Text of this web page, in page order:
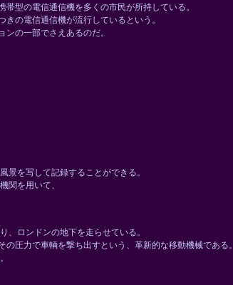
型の電信通信機を多くの市民が所持している。
の電信通信機が流行しているという。
の一部でさえあるのだ。
を写して記録することができる。
関を用いて、
ロンドンの地下を走らせている。
圧力で車輌を撃ち出すという、革新的な移動機械である。